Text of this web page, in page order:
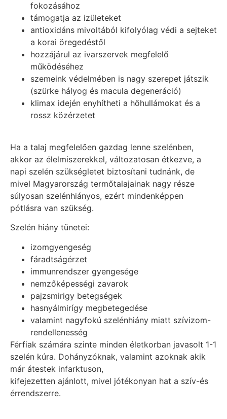
fokozásához
támogatja az izületeket
antioxidáns mivoltából kifolyólag védi a sejteket
a korai öregedéstől
hozzájárul az ivarszervek megfelelő
működéséhez
szemeink védelmében is nagy szerepet játszik
(szürke hályog és macula degeneráció)
klimax idején enyhítheti a hőhullámokat és a
rossz közérzetet
Ha a talaj megfelelően gazdag lenne szelénben,
akkor az élelmiszerekkel, változatosan étkezve, a
napi szelén szükségletet biztosítani tudnánk, de
mivel Magyarország termőtalajainak nagy része
súlyosan szelénhiányos, ezért mindenképpen
pótlásra van szükség.
Szelén hiány tünetei:
izomgyengeség
fáradtságérzet
immunrendszer gyengesége
nemzőképességi zavarok
pajzsmirigy betegségek
hasnyálmirígy megbetegedése
valamint nagyfokú szelénhiány miatt szívizom-
rendellenesség
Férfiak számára szinte minden életkorban javasolt 1-1
szelén kúra. Dohányzóknak, valamint azoknak akik
már átestek infarktuson,
kifejezetten ajánlott, mivel jótékonyan hat a szív-és
érrendszerre.